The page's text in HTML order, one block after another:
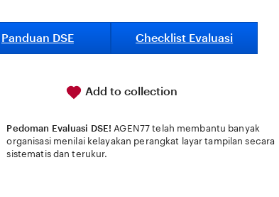
5
stars
Panduan DSE Checklist Evaluasi
Add to collection
Pedoman Evaluasi DSE! AGEN77 telah membantu banyak
organisasi menilai kelayakan perangkat layar tampilan secara
sistematis dan terukur.